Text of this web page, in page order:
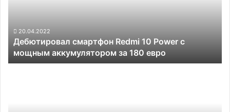
аккумулятором
за
180
евро
20.04.2022
Дебютировал смартфон Redmi 10 Power с
мощным аккумулятором за 180 евро